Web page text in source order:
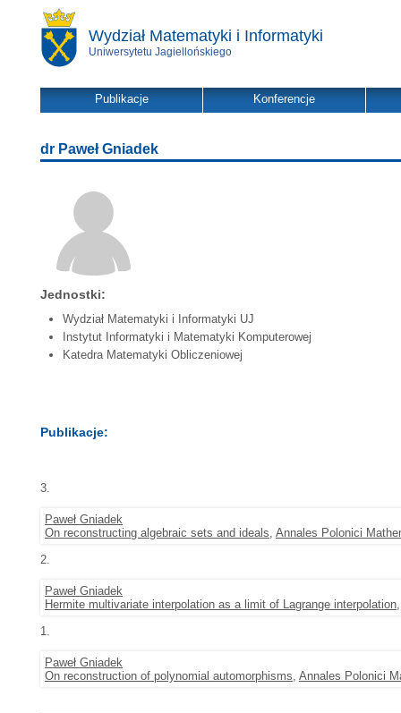
Wydział Matematyki i Informatyki
Uniwersytetu Jagiellońskiego
Publikacje Konferencje
dr Paweł Gniadek
Jednostki:
Wydział Matematyki i Informatyki UJ
Instytut Informatyki i Matematyki Komputerowej
Katedra Matematyki Obliczeniowej
Publikacje:
3.
Paweł Gniadek
On reconstructing algebraic sets and ideals, Annales Polonici
2.
Paweł Gniadek
Hermite multivariate interpolation as a limit of Lagrange interpolation
1.
Paweł Gniadek
On reconstruction of polynomial automorphisms, Annales Polonici